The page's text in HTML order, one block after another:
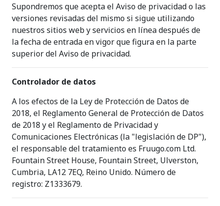
Supondremos que acepta el Aviso de privacidad o las
versiones revisadas del mismo si sigue utilizando
nuestros sitios web y servicios en línea después de
la fecha de entrada en vigor que figura en la parte
superior del Aviso de privacidad.
Controlador de datos
A los efectos de la Ley de Protección de Datos de
2018, el Reglamento General de Protección de Datos
de 2018 y el Reglamento de Privacidad y
Comunicaciones Electrónicas (la "legislación de DP"),
el responsable del tratamiento es Fruugo.com Ltd.
Fountain Street House, Fountain Street, Ulverston,
Cumbria, LA12 7EQ, Reino Unido. Número de
registro: Z1333679.